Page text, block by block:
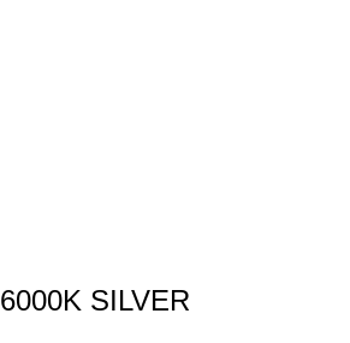
SILVER